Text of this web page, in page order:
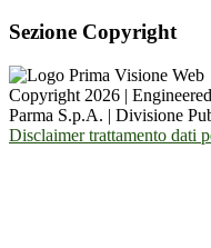
Sezione Copyright
Copyright 2026 |
Parma S.p.A. | Divisione
Disclaimer trattamento dati